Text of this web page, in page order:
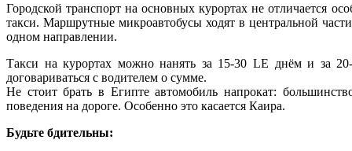
Городской транспорт на основных курортах не отличается
такси. Маршрутные микроавтобусы ходят в центральной
одном направлении.
Такси на курортах можно нанять за 15-30 LE днём и за
договариваться с водителем о сумме.
Не стоит брать в Египте автомобиль напрокат:
поведения на дороге. Особенно это касается Каира.
Будьте бдительны: